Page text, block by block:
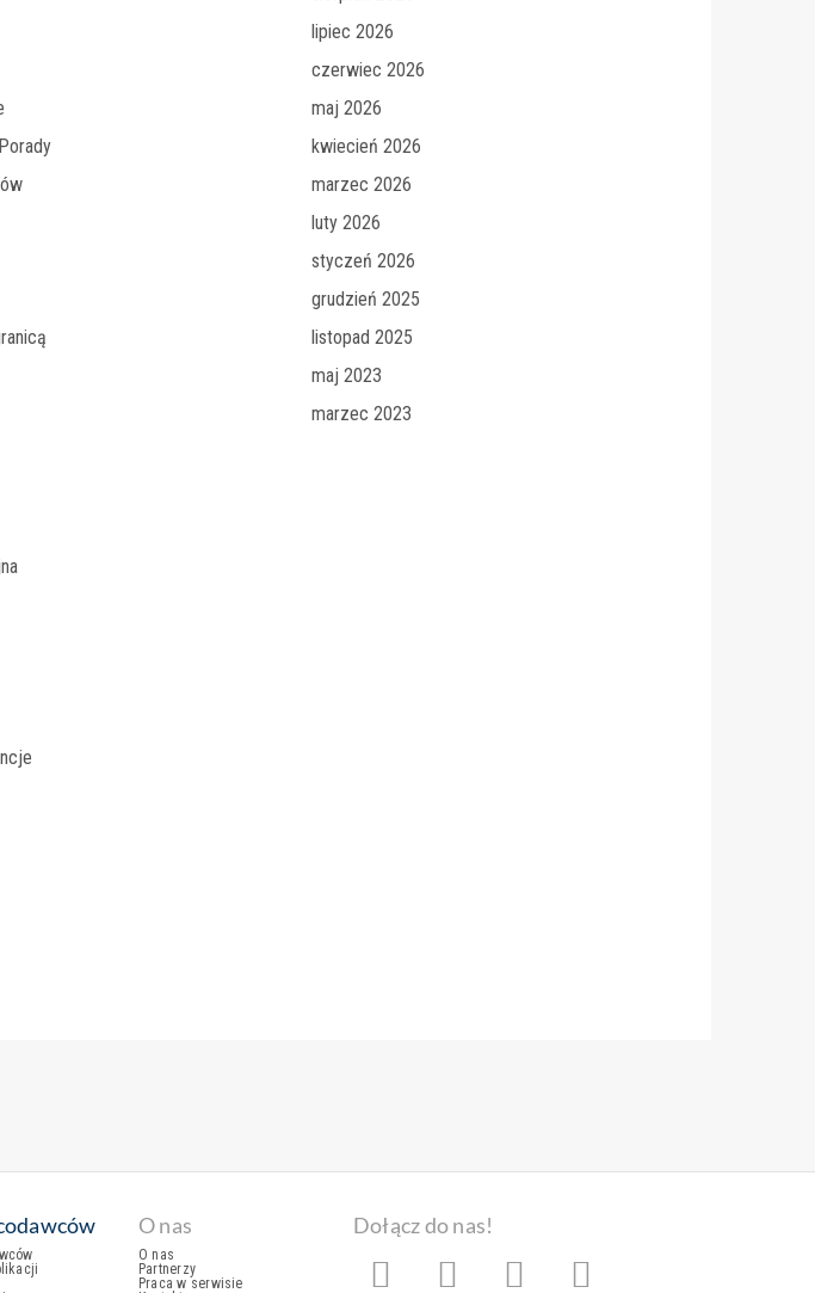
lipiec 2026
czerwiec 2026
maj 2026
kwiecień 2026
marzec 2026
luty 2026
styczeń 2026
grudzień 2025
listopad 2025
maj 2023
marzec 2023
O nas
O nas
Partnerzy
Praca w serwisie
Dołącz do nas!